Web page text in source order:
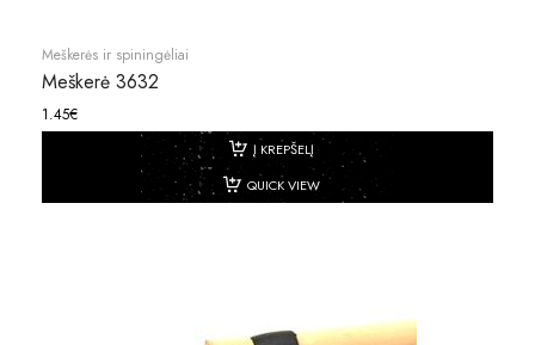
Meškerės ir spiningėliai
Meškerė 3632
1.45€
Į KREPŠELĮ
QUICK VIEW